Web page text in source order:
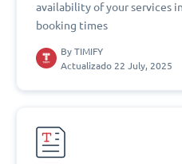
availability of your services
booking times
By TIMIFY
Actualizado 22 July, 2025